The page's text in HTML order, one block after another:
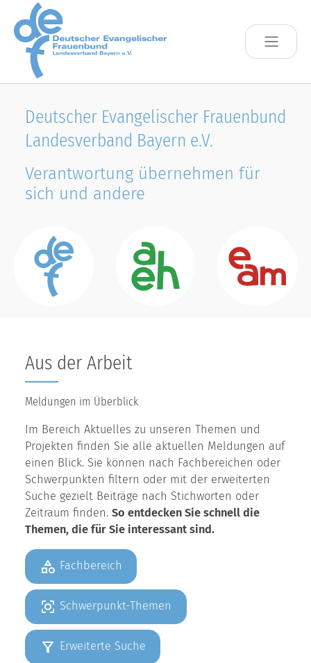
Skip to main content
Deutscher Evangelischer Frauenbund
Landesverband Bayern e.V.
Verantwortung übernehmen für
sich und andere
Aus der Arbeit
Meldungen im Überblick
Im Bereich Aktuelles zu unseren Themen und
Projekten finden Sie alle aktuellen Meldungen auf
einen Blick. Sie können nach Fachbereichen oder
Schwerpunkten filtern oder mit der erweiterten
Suche gezielt Beiträge nach Stichworten oder
Zeitraum finden. So entdecken Sie schnell die
Themen, die für Sie interessant sind.
Fachbereich
Schwerpunkt-Themen
Erweiterte Suche